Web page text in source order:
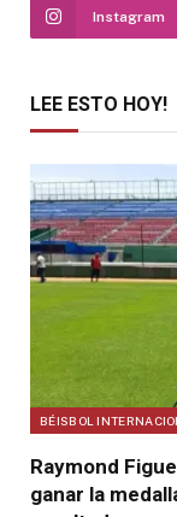
Instagram
LEE ESTO HOY!
BÉISBOL
Raymond
ganar la